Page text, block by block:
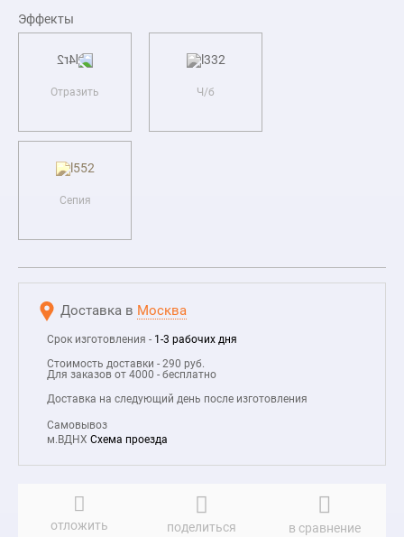
Эффекты
Отразить Ч/б
Сепия
Доставка в Москва
Срок изготовления - 1-3 рабочих дня
Стоимость доставки - 290 руб.
Для заказов от 4000 - бесплатно
Доставка на следующий день после изготовления
Самовывоз
м.ВДНХ Схема проезда
отложить поделиться в сравнение